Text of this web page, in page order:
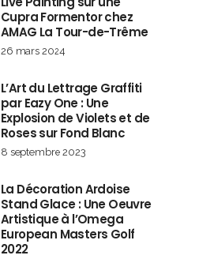
Cupra Formentor chez
AMAG La Tour-de-Trême
26 mars 2024
L’Art du Lettrage Graffiti
par Eazy One : Une
Explosion de Violets et de
Roses sur Fond Blanc
8 septembre 2023
La Décoration Ardoise
Stand Glace : Une Oeuvre
Artistique à l’Omega
European Masters Golf
2022